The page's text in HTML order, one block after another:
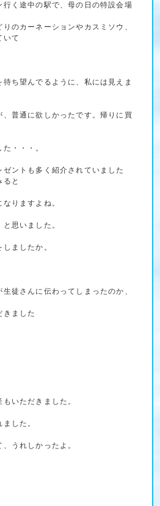
く途中の駅で、母の日の特設会場
のカーネーションやカスミソウ、
いて
ち望んでるように、私には見えま
普通に欲しかったです。帰りに買
・・・。
ントも多く紹介されていました
と
りますよね。
思いました。
ましたか。
徒さんに伝わってしまったのか、
きました
いただきました。
した。
うれしかったよ。